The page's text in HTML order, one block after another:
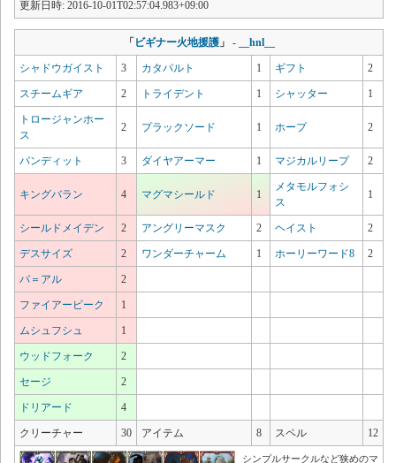
更新日時: 2016-10-01T02:57:04.983+09:00
「ビギナー火地援護」 - __hnl__
シャドウガイスト 3 カタパルト 1 ギフト 2
スチームギア 2 トライデント 1 シャッター 1
トロージャンホー
ス
2 プラックソード 1 ホープ 2
バンディット 3 ダイヤアーマー 1 マジカルリープ 2
キングバラン 4 マグマシールド 1
メタモルフォシ
ス
1
シールドメイデン 2 アングリーマスク 2 ヘイスト 2
デスサイズ 2 ワンダーチャーム 1 ホーリーワード8 2
バ＝アル 2
ファイアービーク 1
ムシュフシュ 1
ウッドフォーク 2
セージ 2
ドリアード 4
クリーチャー 30 アイテム 8 スペル 12
シンプルサークルなど狭めのマ